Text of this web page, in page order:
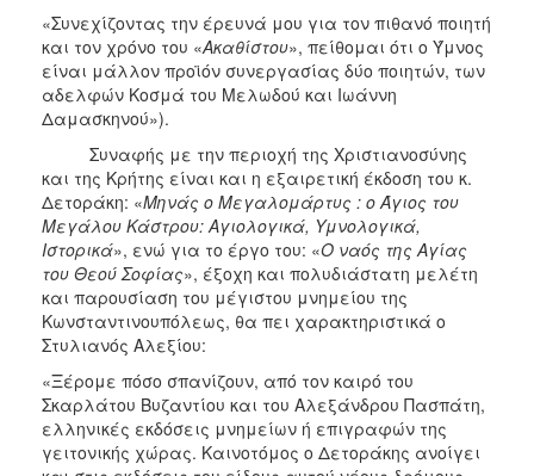
«Συνεχίζοντας την έρευνά μου για τον πιθανό ποιητή
και τον χρόνο του «Ακαθίστου», πείθομαι ότι ο Ύμνος
είναι μάλλον προϊόν συνεργασίας δύο ποιητών, των
αδελφών Κοσμά του Μελωδού και Ιωάννη
Δαμασκηνού»).
Συναφής με την περιοχή της Χριστιανοσύνης
και της Κρήτης είναι και η εξαιρετική έκδοση του κ.
Δετοράκη: «Μηνάς ο Μεγαλομάρτυς : ο Άγιος του
Μεγάλου Κάστρου: Αγιολογικά, Υμνολογικά,
Ιστορικά», ενώ για το έργο του: «Ο ναός της Αγίας
του Θεού Σοφίας», έξοχη και πολυδιάστατη μελέτη
και παρουσίαση του μέγιστου μνημείου της
Κωνσταντινουπόλεως, θα πει χαρακτηριστικά ο
Στυλιανός Αλεξίου:
«Ξέρομε πόσο σπανίζουν, από τον καιρό του
Σκαρλάτου Βυζαντίου και του Αλεξάνδρου Πασπάτη,
ελληνικές εκδόσεις μνημείων ή επιγραφών της
γειτονικής χώρας. Καινοτόμος ο Δετοράκης ανοίγει